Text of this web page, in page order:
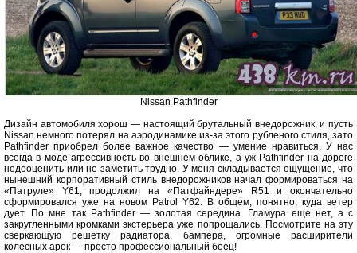
Nissan Pathfinder
Дизайн автомобиля хорош — настоящий брутальный внедорожник, и пусть
Nissan немного потерял на аэродинамике из-за этого рубленого стиля, зато
Pathfinder приобрел более важное качество — умение нравиться. У нас
всегда в моде агрессивность во внешнем облике, а уж Pathfinder на дороге
недооценить или не заметить трудно. У меня складывается ощущение, что
нынешний корпоративный стиль внедорожников начал формироваться на
«Патруле» Y61, продолжил на «Патфайндере» R51 и окончательно
сформировался уже на новом Patrol Y62. В общем, понятно, куда ветер
дует. По мне так Pathfinder — золотая середина. Гламура еще нет, а с
закругленными кромками экстерьера уже попрощались. Посмотрите на эту
сверкающую решетку радиатора, бампера, огромные расширители
колесных арок — просто профессиональный боец!